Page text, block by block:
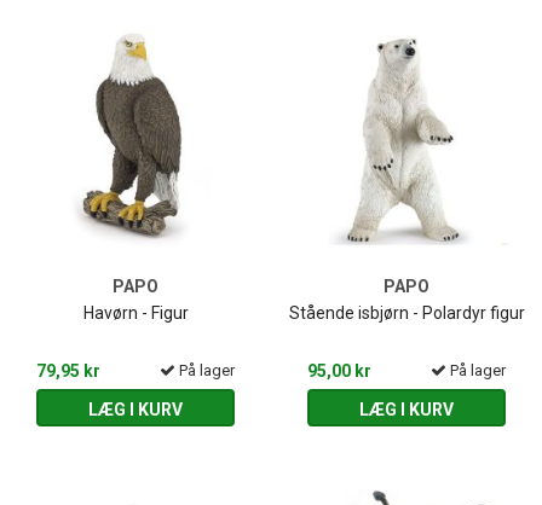
PAPO
Havørn - Figur
79,95 kr På lager
LÆG I KURV
PAPO
Stående isbjørn - Polardyr figur
95,00 kr På lager
LÆG I KURV